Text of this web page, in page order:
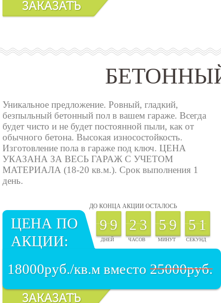
Уникальное предложение. Ровный, гладкий,
безпыльный бетонный пол в вашем гараже. Всегда
будет чисто и не будет постоянной пыли, как от
обычного бетона. Высокая износостойкость.
Изготовление пола в гараже под ключ. ЦЕНА
УКАЗАНА ЗА ВЕСЬ ГАРАЖ С УЧЕТОМ
МАТЕРИАЛА (18-20 кв.м.). Срок выполнения 1
день.
ДО КОНЦА АКЦИИ ОСТАЛОСЬ
9 9 2 3 5 9 5 0
ЦЕНА ПО
АКЦИИ:
18000руб./кв.м вместо 25000руб.